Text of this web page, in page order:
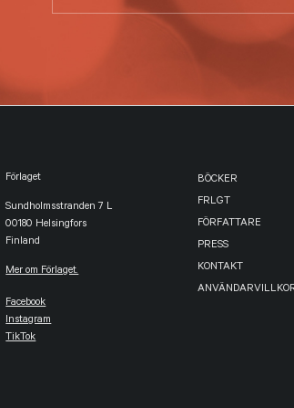
Förlaget
Sundholmsstranden 7 L
00180 Helsingfors
Finland
Mer om Förlaget.
Facebook
Instagram
TikTok
BÖCKER
FRLGT
FÖRFATTARE
PRESS
KONTAKT